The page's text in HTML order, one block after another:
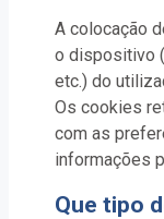
A colocação
o dispositivo
etc.) do
Os cookies
com as
informações
Que tipo